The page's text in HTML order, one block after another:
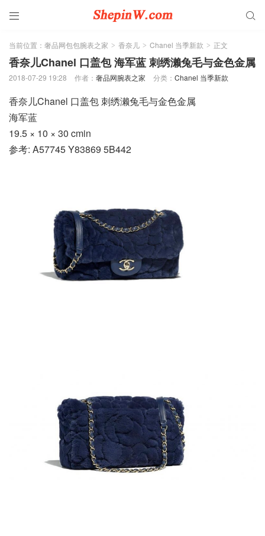
 
当前位置： 奢品网包包腕表之家 > 香奈儿 > Chanel 当季新款 > 正文
香奈儿Chanel 口盖包 海军蓝 刺绣濑兔毛与金色金属
2018-07-29 19:28 作者： 奢品网腕表之家 分类： Chanel 当季新款
香奈儿Chanel 口盖包 刺绣濑兔毛与金色金属
海军蓝
19.5 × 10 × 30 cmin
参考: A57745 Y83869 5B442